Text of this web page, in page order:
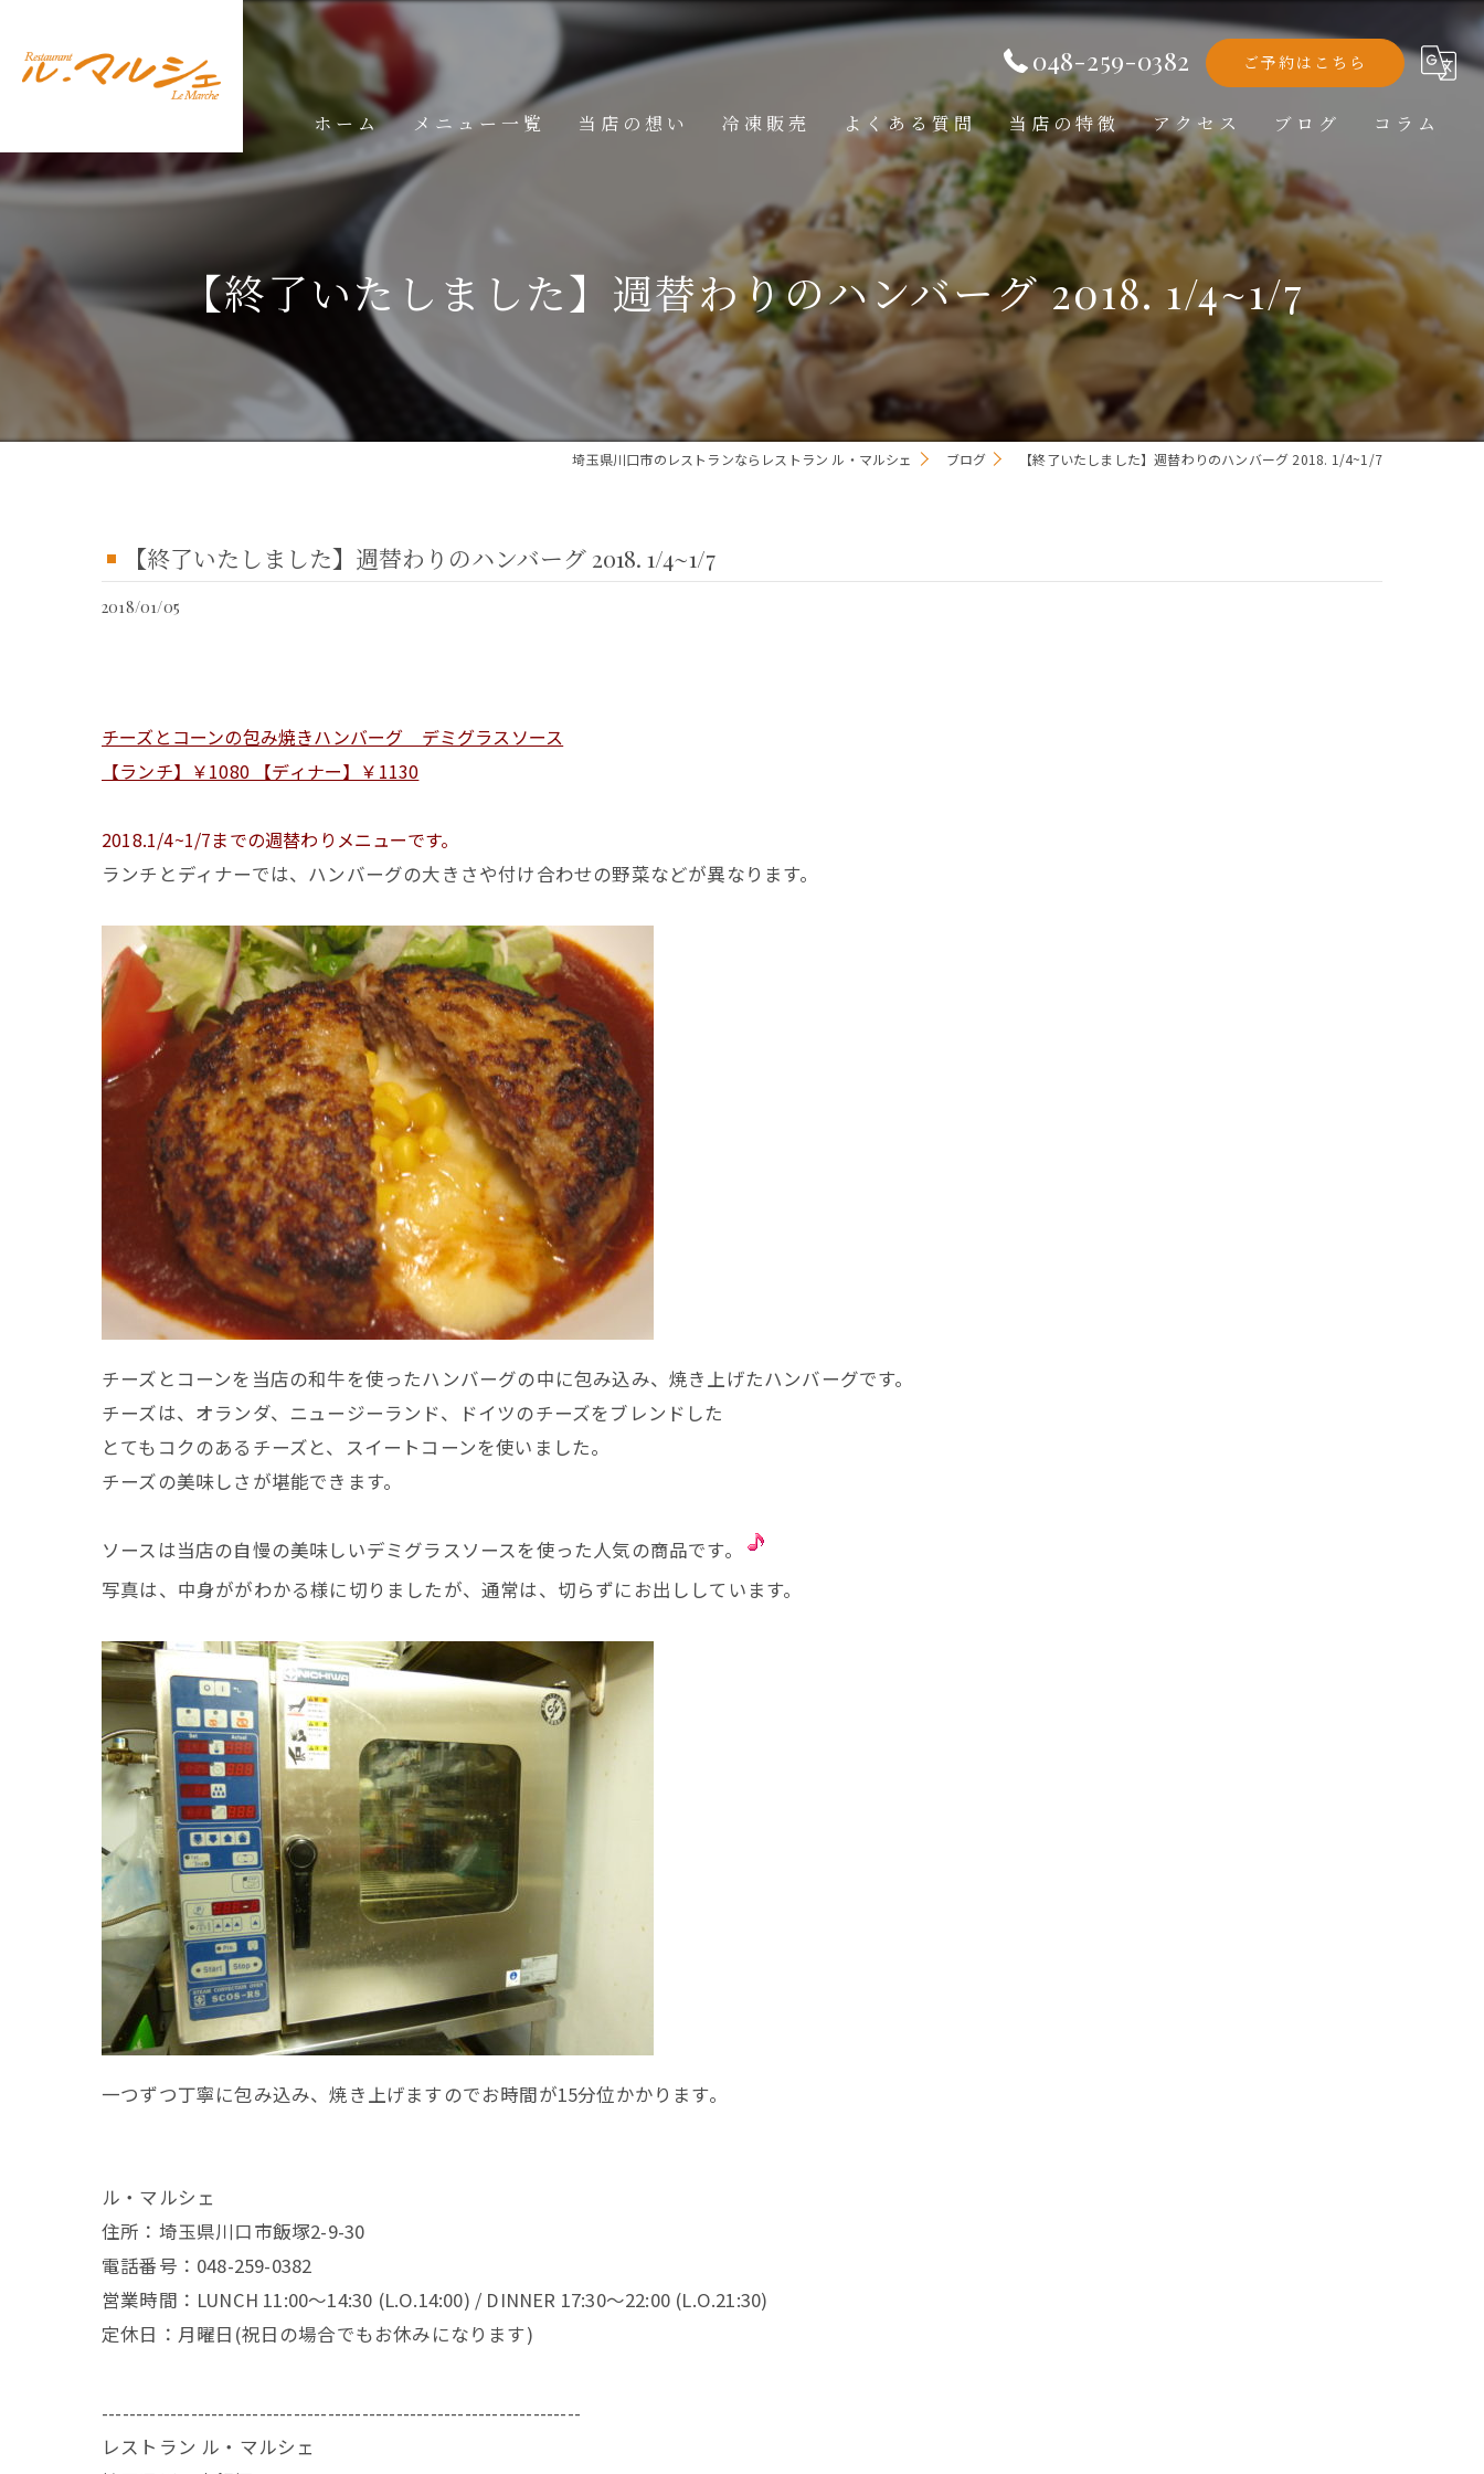
048-259-0382 ご予約はこちら
ホーム メニュー一覧
ドリンクメニュー
当店の想い 冷凍販売 よくある質問 当店の特徴
洋食
ランチ
ディナー
テイクアウト
記念日
アクセス ブログ コラム
【終了いたしました】週替わりのハンバーグ 2018. 1/4~1/7
埼玉県川口市のレストランならレストラン ル・マルシェ ブログ 【終了いたしました】週替わりのハンバーグ 2018. 1/4~1/7
【終了いたしました】週替わりのハンバーグ 2018. 1/4~1/7
2018/01/05
チーズとコーンの包み焼きハンバーグ デミグラスソース
【ランチ】￥1080 【ディナー】￥1130
2018.1/4~1/7までの週替わりメニューです。
ランチとディナーでは、ハンバーグの大きさや付け合わせの野菜などが異なります。
チーズとコーンを当店の和牛を使ったハンバーグの中に包み込み、焼き上げたハンバーグです。
チーズは、オランダ、ニュージーランド、ドイツのチーズをブレンドした
とてもコクのあるチーズと、スイートコーンを使いました。
チーズの美味しさが堪能できます。
ソースは当店の自慢の美味しいデミグラスソースを使った人気の商品です。
写真は、中身ががわかる様に切りましたが、通常は、切らずにお出ししています。
一つずつ丁寧に包み込み、焼き上げますのでお時間が15分位かかります。
ル・マルシェ
住所：埼玉県川口市飯塚2-9-30
電話番号：048-259-0382
営業時間：LUNCH 11:00～14:30 (L.O.14:00) / DINNER 17:30～22:00 (L.O.21:30)
定休日：月曜日(祝日の場合でもお休みになります)
----------------------------------------------------------------------
レストラン ル・マルシェ